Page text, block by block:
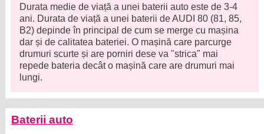
Durata medie de viață a unei baterii auto este de 3-4
ani. Durata de viață a unei baterii de AUDI 80 (81, 85,
B2) depinde în principal de cum se merge cu mașina
dar și de calitatea bateriei. O mașină care parcurge
drumuri scurte și are porniri dese va "strica" mai
repede bateria decât o mașină care are drumuri mai
lungi.
Baterii auto